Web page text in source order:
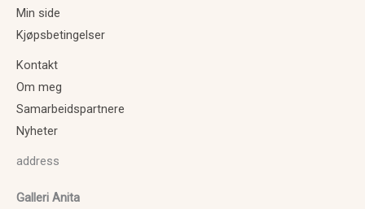
Min side
Kjøpsbetingelser
Kontakt
Om meg
Samarbeidspartnere
Nyheter
address
Galleri Anita